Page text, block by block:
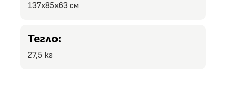
137x85x63 см
Тегло:
27,5 кг